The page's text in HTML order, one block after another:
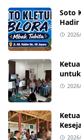
Soto
Hadir
Mulai